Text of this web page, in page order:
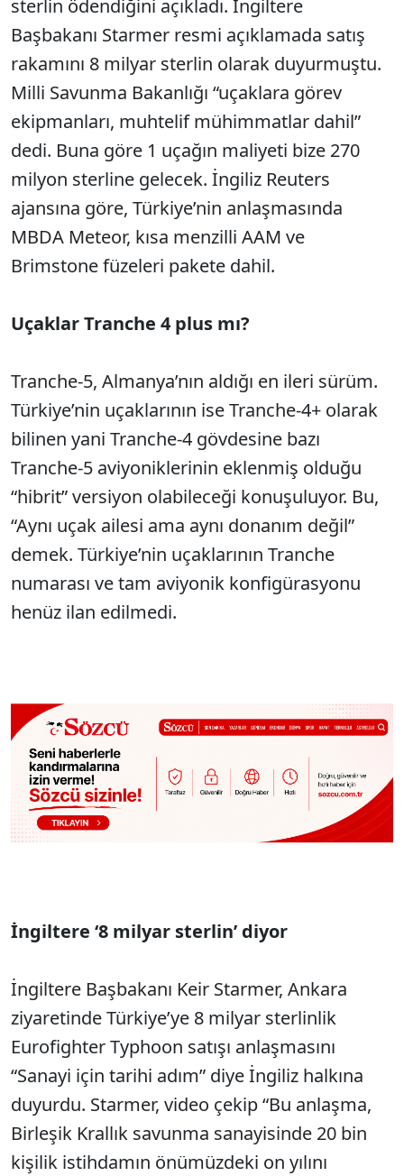
sterlin ödendiğini açıkladı. İngiltere
Başbakanı Starmer resmi açıklamada satış
rakamını 8 milyar sterlin olarak duyurmuştu.
Milli Savunma Bakanlığı “uçaklara görev
ekipmanları, muhtelif mühimmatlar dahil”
dedi. Buna göre 1 uçağın maliyeti bize 270
milyon sterline gelecek. İngiliz Reuters
ajansına göre, Türkiye’nin anlaşmasında
MBDA Meteor, kısa menzilli AAM ve
Brimstone füzeleri pakete dahil.
Uçaklar Tranche 4 plus mı?
Tranche-5, Almanya’nın aldığı en ileri sürüm.
Türkiye’nin uçaklarının ise Tranche-4+ olarak
bilinen yani Tranche-4 gövdesine bazı
Tranche-5 aviyoniklerinin eklenmiş olduğu
“hibrit” versiyon olabileceği konuşuluyor. Bu,
“Aynı uçak ailesi ama aynı donanım değil”
demek. Türkiye’nin uçaklarının Tranche
numarası ve tam aviyonik konfigürasyonu
henüz ilan edilmedi.
İngiltere ‘8 milyar sterlin’ diyor
İngiltere Başbakanı Keir Starmer, Ankara
ziyaretinde Türkiye’ye 8 milyar sterlinlik
Eurofighter Typhoon satışı anlaşmasını
“Sanayi için tarihi adım” diye İngiliz halkına
duyurdu. Starmer, video çekip “Bu anlaşma,
Birleşik Krallık savunma sanayisinde 20 bin
kişilik istihdamın önümüzdeki on yılını